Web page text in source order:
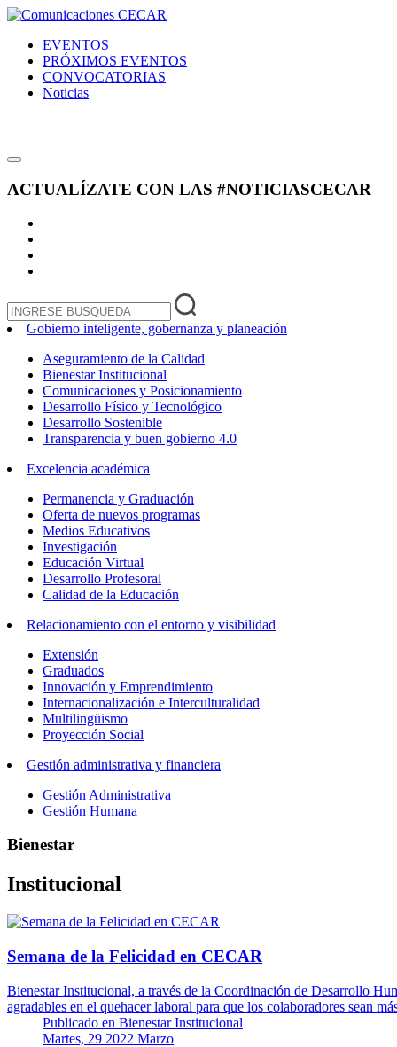
EVENTOS
PRÓXIMOS EVENTOS
CONVOCATORIAS
Noticias
ACTUALÍZATE CON LAS #NOTICIASCECAR
Gobierno inteligente, gobernanza y planeación
Aseguramiento de la Calidad
Bienestar Institucional
Comunicaciones y Posicionamiento
Desarrollo Físico y Tecnológico
Desarrollo Sostenible
Transparencia y buen gobierno 4.0
Excelencia académica
Permanencia y Graduación
Oferta de nuevos programas
Medios Educativos
Investigación
Educación Virtual
Desarrollo Profesoral
Calidad de la Educación
Relacionamiento con el entorno y visibilidad
Extensión
Graduados
Innovación y Emprendimiento
Internacionalización e Interculturalidad
Multilingüismo
Proyección Social
Gestión administrativa y financiera
Gestión Administrativa
Gestión Humana
Bienestar
Institucional
Semana de la Felicidad en CECAR
Bienestar Institucional, a través de la Coordinación de Desarrollo
agradables en el quehacer laboral para que los colaboradores sean
Publicado en Bienestar Institucional
Martes, 29 2022 Marzo